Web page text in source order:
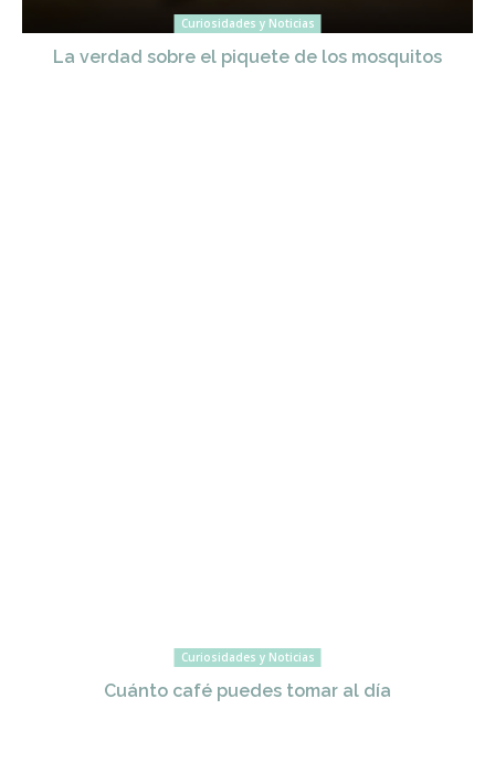
Curiosidades y Noticias
La verdad sobre el piquete de los mosquitos
Curiosidades y Noticias
Cuánto café puedes tomar al día